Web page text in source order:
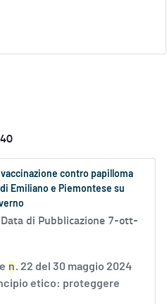
contro papilloma
Emiliano e Piemontese su
Data di Pubblicazione 7-ott-
n. 22 del 30 maggio 2024
etico: proteggere